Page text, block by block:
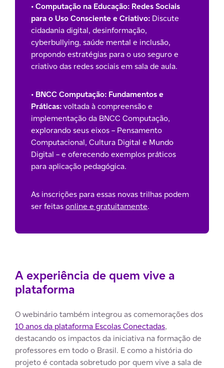
•Computação na Educação: Redes Sociais
para o Uso Consciente e Criativo: Discute
cidadania digital, desinformação,
cyberbullying, saúde mental e inclusão,
propondo estratégias para o uso seguro e
criativo das redes sociais em sala de aula.
• BNCC Computação: Fundamentos e
Práticas:voltada à compreensão e
implementação da BNCC Computação,
explorando seus eixos – Pensamento
Computacional, Cultura Digital e Mundo
Digital – e oferecendo exemplos práticos
para aplicação pedagógica.
As inscrições para essas novas trilhas podem
ser feitasonline e gratuitamente.
A experiência de quem vive a
plataforma
O webinário também integrou as comemorações dos
10 anos da plataforma Escolas Conectadas,
destacando os impactos da iniciativa na formação de
professores em todo o Brasil. E como a história do
projeto é contada sobretudo por quem vive a sala de